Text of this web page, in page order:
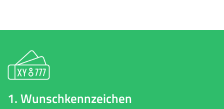
1. Wunschkennzeichen